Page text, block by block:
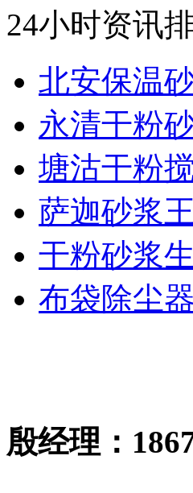
24小时资讯
北安保温
永清干粉
塘沽干粉
萨迦砂浆
干粉砂浆
布袋除尘
殷经理：